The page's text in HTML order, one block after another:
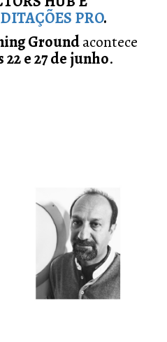
PRO.
Groundacontece
e 27 de junho.